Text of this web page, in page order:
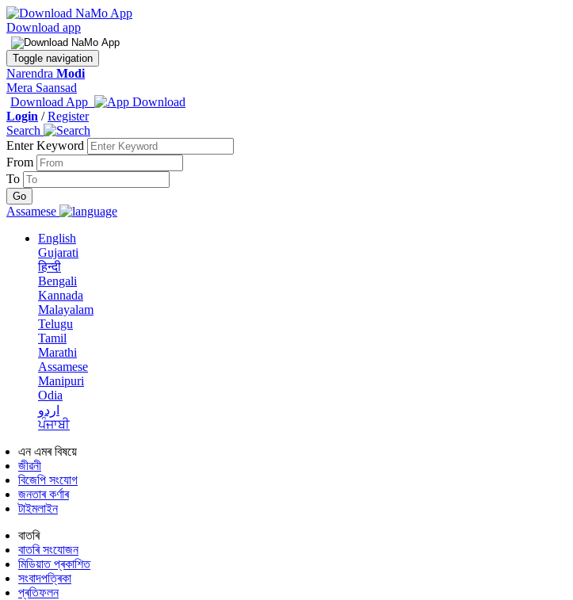
Download app
Toggle navigation
Narendra Modi
Mera Saansad
Download App
Login /Register
Search
Enter Keyword
From
To
Assamese
English
Gujarati
हिन्दी
Bengali
Kannada
Malayalam
Telugu
Tamil
Marathi
Assamese
Manipuri
Odia
اردو
ਪੰਜਾਬੀ
এন এমৰ বিষয়ে
জীৱনী
বিজেপি সংযোগ
জনতাৰ কৰ্ণাৰ
টাইমলাইন
বাতৰি
বাতৰি সংযোজন
মিডিয়াত প্ৰকাশিত
সংবাদপত্ৰিকা
প্ৰতিফলন